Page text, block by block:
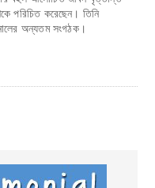
পরিচিত করেছেন। তিনি
অন্যতম সংগঠক।